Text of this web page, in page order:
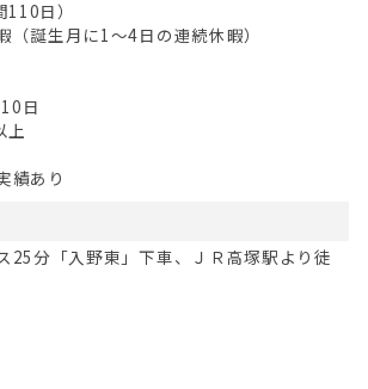
日）
（誕生月に1～4日の連続休暇）
日
上
績あり
25分「入野東」下車、ＪＲ高塚駅より徒